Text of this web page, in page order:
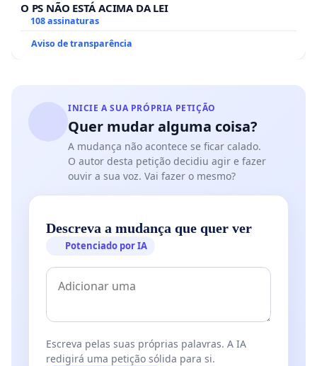
O PS NÃO ESTÁ ACIMA DA LEI
108 assinaturas
Aviso de transparência
INICIE A SUA PRÓPRIA PETIÇÃO
Quer mudar alguma coisa?
A mudança não acontece se ficar calado.
O autor desta petição decidiu agir e fazer
ouvir a sua voz. Vai fazer o mesmo?
Descreva a mudança que quer ver
Potenciado por IA
Escreva pelas suas próprias palavras. A IA
redigirá uma petição sólida para si.